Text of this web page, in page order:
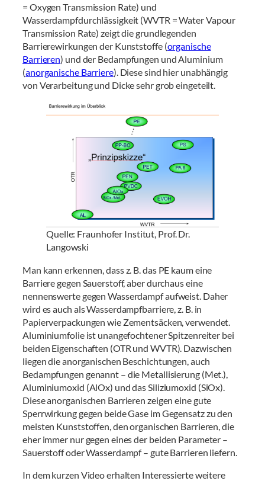
= Oxygen Transmission Rate) und
Wasserdampfdurchlässigkeit (WVTR = Water Vapour
Transmission Rate) zeigt die grundlegenden
Barrierewirkungen der Kunststoffe (organische
Barrieren) und der Bedampfungen und Aluminium
(anorganische Barriere). Diese sind hier unabhängig
von Verarbeitung und Dicke sehr grob eingeteilt.
Quelle: Fraunhofer Institut, Prof. Dr.
Langowski
Man kann erkennen, dass z. B. das PE kaum eine
Barriere gegen Sauerstoff, aber durchaus eine
nennenswerte gegen Wasserdampf aufweist. Daher
wird es auch als Wasserdampfbarriere, z. B. in
Papierverpackungen wie Zementsäcken, verwendet.
Aluminiumfolie ist unangefochtener Spitzenreiter bei
beiden Eigenschaften (OTR und WVTR). Dazwischen
liegen die anorganischen Beschichtungen, auch
Bedampfungen genannt – die Metallisierung (Met.),
Aluminiumoxid (AlOx) und das Siliziumoxid (SiOx).
Diese anorganischen Barrieren zeigen eine gute
Sperrwirkung gegen beide Gase im Gegensatz zu den
meisten Kunststoffen, den organischen Barrieren, die
eher immer nur gegen eines der beiden Parameter –
Sauerstoff oder Wasserdampf – gute Barrieren liefern.
In dem kurzen Video erhalten Interessierte weitere